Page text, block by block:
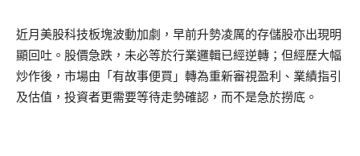
近月美股科技板塊波動加劇，早前升勢凌厲的存儲股亦出現明
顯回吐。股價急跌，未必等於行業邏輯已經逆轉；但經歷大幅
炒作後，市場由「有故事便買」轉為重新審視盈利、業績指引
及估值，投資者更需要等待走勢確認，而不是急於撈底。